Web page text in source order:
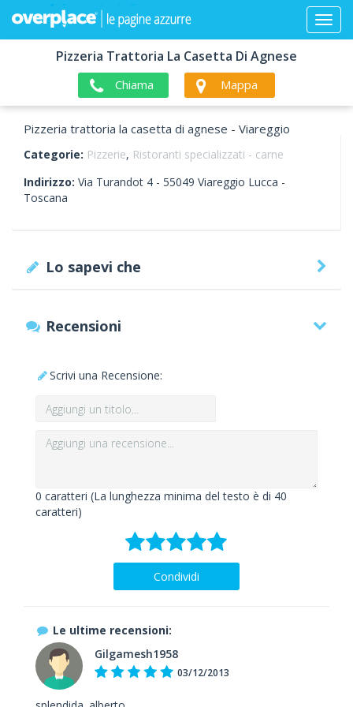
Pizzeria Trattoria La Casetta Di Agnese
Chiama Mappa
Pizzeria trattoria la casetta di agnese - Viareggio
Categorie: Pizzerie, Ristoranti specializzati - carne
Indirizzo: Via Turandot 4 - 55049 Viareggio Lucca -
Toscana
Lo sapevi che
Recensioni
Scrivi una Recensione:
0 caratteri (La lunghezza minima del testo è di 40
caratteri)
Condividi
Le ultime recensioni:
Gilgamesh1958
03/12/2013